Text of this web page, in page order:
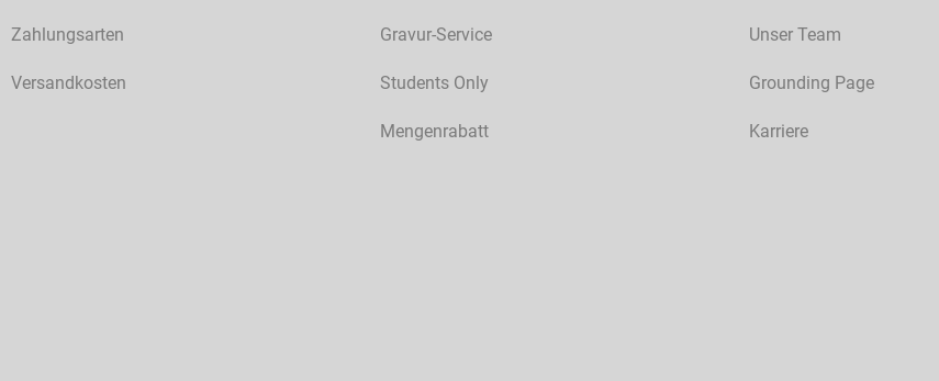
Zahlungsarten
Versandkosten
Gravur-Service
Students Only
Mengenrabatt
Unser Team
Grounding Page
Karriere